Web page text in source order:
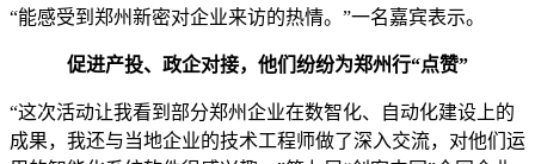
“能感受到郑州新密对企业来访的热情。”一名嘉宾表示。
促进产投、政企对接，他们纷纷为郑州行“点赞”
“这次活动让我看到部分郑州企业在数智化、自动化建设上的
成果，我还与当地企业的技术工程师做了深入交流，对他们运